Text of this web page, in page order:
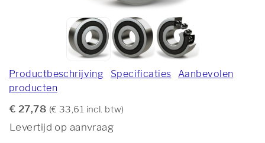
Productbeschrijving Specificaties
Aanbevolen
producten
€ 27,78 (€ 33,61 incl. btw)
Levertijd op aanvraag